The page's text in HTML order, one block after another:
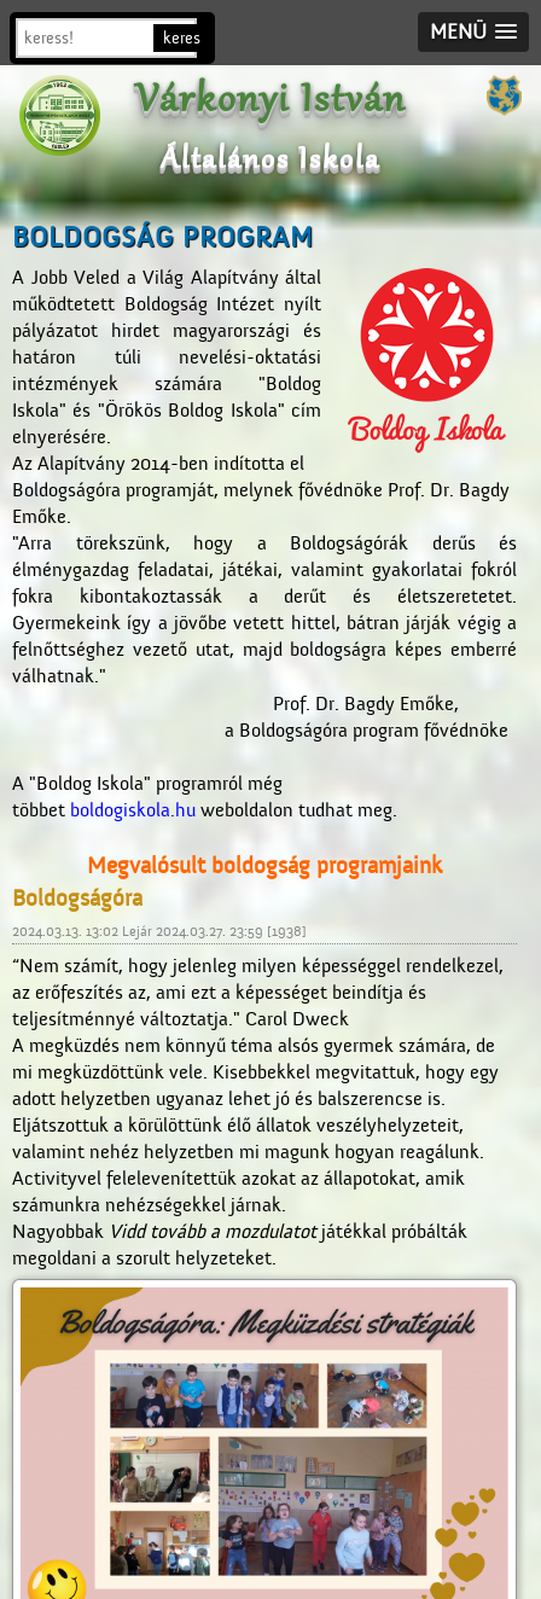
MENÜ
Várkonyi István
Általános Iskola
BOLDOGSÁG PROGRAM
A Jobb Veled a Világ Alapítvány által
működtetett Boldogság Intézet nyílt
pályázatot hirdet magyarországi és
határon túli nevelési-oktatási
intézmények számára "Boldog
Iskola" és "Örökös Boldog Iskola" cím
elnyerésére.
Az Alapítvány 2014-ben indította el
Boldogságóra programját, melynek fővédnöke Prof. Dr. Bagdy
Emőke.
"Arra törekszünk, hogy a Boldogságórák derűs és
élménygazdag feladatai, játékai, valamint gyakorlatai fokról
fokra kibontakoztassák a derűt és életszeretetet.
Gyermekeink így a jövőbe vetett hittel, bátran járják végig a
felnőttséghez vezető utat, majd boldogságra képes emberré
válhatnak."
Prof. Dr. Bagdy Emőke,
a Boldogságóra program fővédnöke
A "Boldog Iskola" programról még
többet boldogiskola.hu weboldalon tudhat meg.
Megvalósult boldogság programjaink
Boldogságóra
2024.03.13. 13:02 Lejár 2024.03.27. 23:59 [1938]
“Nem számít, hogy jelenleg milyen képességgel rendelkezel,
az erőfeszítés az, ami ezt a képességet beindítja és
teljesítménnyé változtatja." Carol Dweck
A megküzdés nem könnyű téma alsós gyermek számára, de
mi megküzdöttünk vele. Kisebbekkel megvitattuk, hogy egy
adott helyzetben ugyanaz lehet jó és balszerencse is.
Eljátszottuk a körülöttünk élő állatok veszélyhelyzeteit,
valamint nehéz helyzetben mi magunk hogyan reagálunk.
Activityvel felelevenítettük azokat az állapotokat, amik
számunkra nehézségekkel járnak.
Nagyobbak Vidd tovább a mozdulatotjátékkal próbálták
megoldani a szorult helyzeteket.